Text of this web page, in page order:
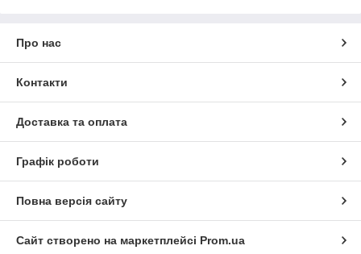
Про нас
Контакти
Доставка та оплата
Графік роботи
Повна версія сайту
Сайт створено на маркетплейсі Prom.ua